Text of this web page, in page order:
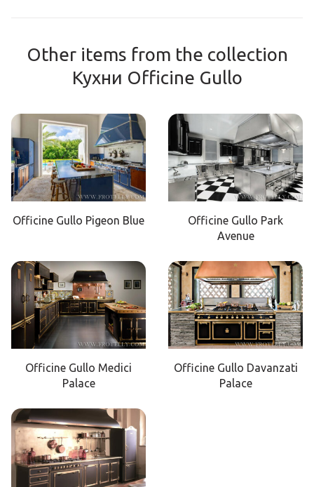
Other items from the collection
Кухни Officine Gullo
Officine Gullo Pigeon Blue
Officine Gullo Park
Avenue
Officine Gullo Medici
Palace
Officine Gullo Davanzati
Palace